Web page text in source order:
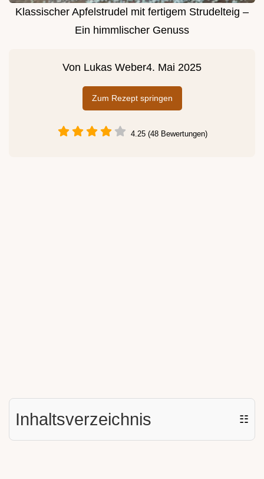
Klassischer Apfelstrudel mit fertigem Strudelteig –
Ein himmlischer Genuss
Von Lukas Weber4. Mai 2025
Zum Rezept springen
4.25 (48 Bewertungen)
Inhaltsverzeichnis ☷